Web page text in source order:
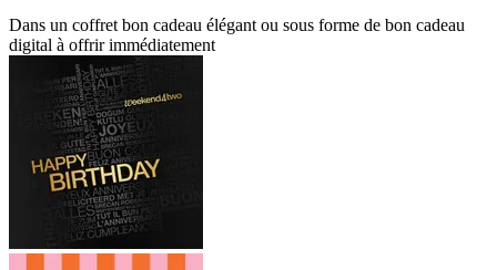
Dans un coffret bon cadeau élégant ou sous forme de bon cadeau
digital à offrir immédiatement